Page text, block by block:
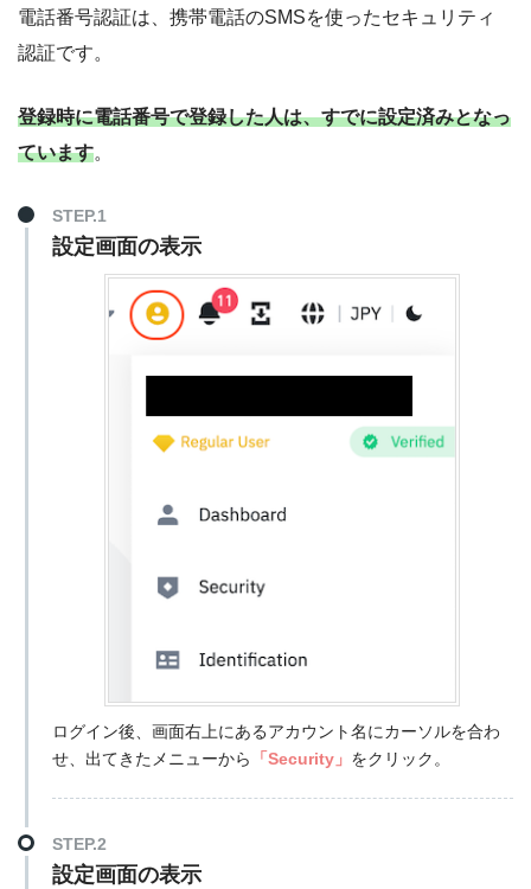
電話番号認証は、携帯電話のSMSを使ったセキュリティ
認証です。
登録時に電話番号で登録した人は、すでに設定済みとなっ
ています。
STEP.1
設定画面の表示
ログイン後、画面右上にあるアカウント名にカーソルを合わ
せ、出てきたメニューから
「Security」 をクリック。
STEP.2
設定画面の表示